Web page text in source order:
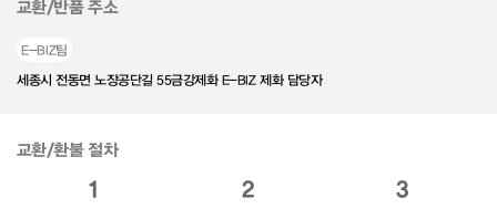
교환/반품 주소
E-BIZ팀
세종시 전동면 노장공단길 55금강제화 E-BIZ 제화 담당자
교환/환불 절차
1 2 3